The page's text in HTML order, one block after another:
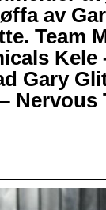
av
Team
Kele
Gary